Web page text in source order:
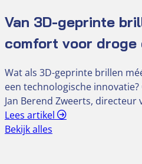
Van 3D-geprinte
comfort voor droge
Wat als 3D-geprinte brillen
een technologische
Jan Berend Zweerts, directeur
Lees artikel
Bekijk alles